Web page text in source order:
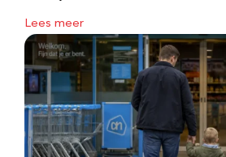
Lees meer